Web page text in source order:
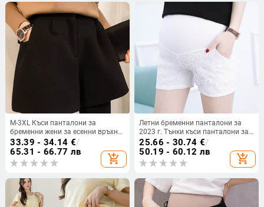
M-3XL Къси панталони за
бременни жени за есенни връхни
дрехи Модни широки панталони
Големи размери Вълнени
панталони за бременни Къси
ботуши
33.39 - 34.14 €/
65.31 - 66.77 лв
add_shopping_cart
Летни бременни панталони за
2023 г. Тънки къси панталони за
бременни за бременни отвън
Къси панталони с плисирана
еластична талия Хубави
25.66 - 30.74 €/
50.19 - 60.12 лв
add_shopping_cart